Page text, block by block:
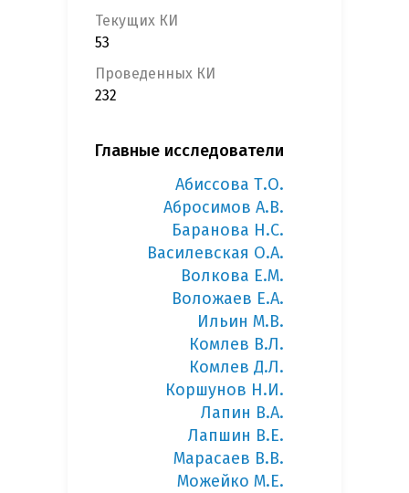
Текущих КИ
53
Проведенных КИ
232
Главные исследователи
Абиссова Т.О.
Абросимов А.В.
Баранова Н.С.
Василевская О.А.
Волкова Е.М.
Воложаев Е.А.
Ильин М.В.
Комлев В.Л.
Комлев Д.Л.
Коршунов Н.И.
Лапин В.А.
Лапшин В.Е.
Марасаев В.В.
Можейко М.Е.